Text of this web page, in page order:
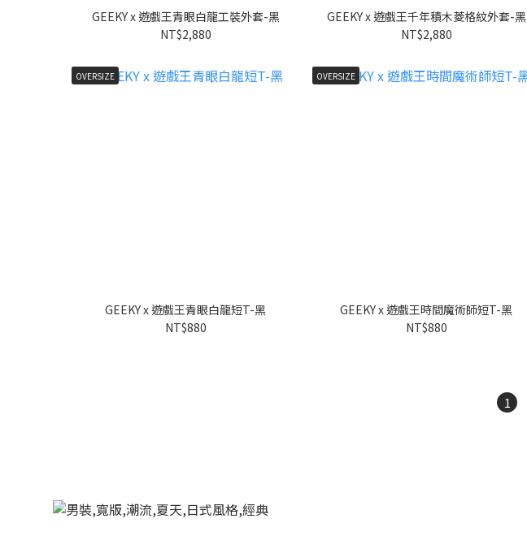
GEEKY x 遊戲王青眼白龍工裝外套-黑
NT$2,880
GEEKY x 遊戲王千年積木菱格紋外套-黑
NT$2,880
OVERSIZE
GEEKY x 遊戲王青眼白龍短T-黑
NT$880
OVERSIZE
GEEKY x 遊戲王時間魔術師短T-黑
NT$880
1